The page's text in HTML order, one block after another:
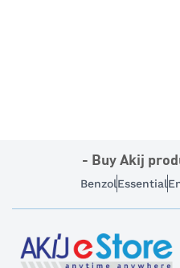
- Buy Akij
BenzolEssential